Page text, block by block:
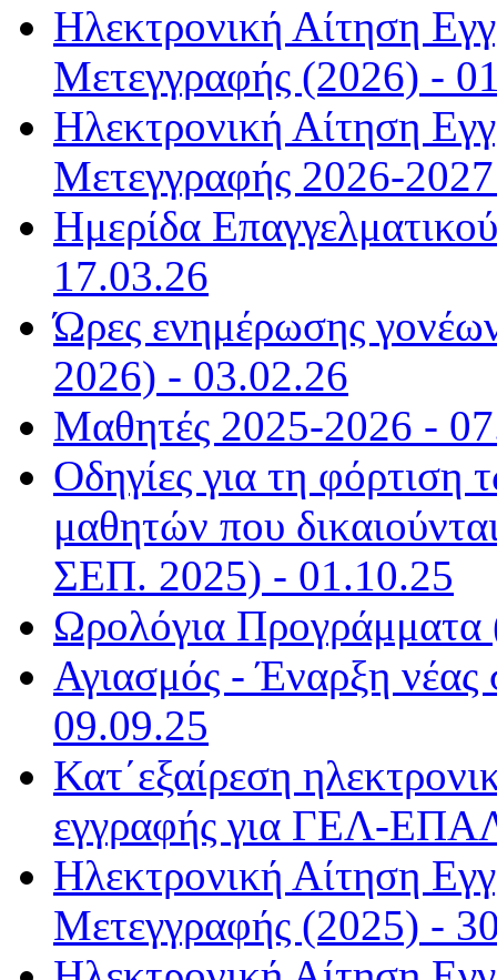
Ηλεκτρονική Αίτηση
Μετεγγραφής (2026) -
Ηλεκτρονική Αίτηση
Μετεγγραφής 2026-
Ημερίδα
17.03.26
Ώρες ενημέρωσης
2026) - 03.02.26
Μαθητές 2025-2026 -
Οδηγίες για τη
μαθητών που
ΣΕΠ. 2025) - 01.10.25
Ωρολόγια
Αγιασμός - Έναρξη νέας
09.09.25
Κατ΄εξαίρεση
εγγραφής για ΓΕΛ-
Ηλεκτρονική Αίτηση
Μετεγγραφής (2025) -